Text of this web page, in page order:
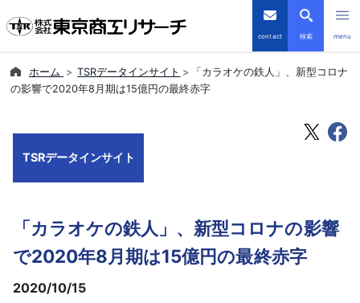
contact 検索 menu
倒産・注目企業情報
会社案内
ホーム TSRデータインサイト
「カラオケの鉄人」、新型コロナ
の影響で2020年8月期は15億円の最終赤字
TSRデータインサイト
「カラオケの鉄人」、新型コロナの影響
で2020年8月期は15億円の最終赤字
2020/10/15